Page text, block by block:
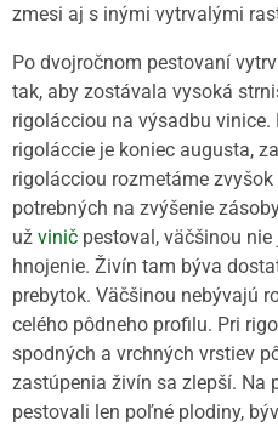
zmesi aj s inými vytrvalými
Po dvojročnom pestovaní
tak, aby zostávala vysoká
rigolácciou na výsadbu
rigoláccie je koniec augusta,
rigolácciou rozmetáme
potrebných na zvýšenie
už vinič pestoval, väčšinou
hnojenie. Živín tam býva
prebytok. Väčšinou nebývajú
celého pôdneho profilu. Pri
spodných a vrchných vrstiev
zastúpenia živín sa zlepší. Na
pestovali len poľné plodiny,